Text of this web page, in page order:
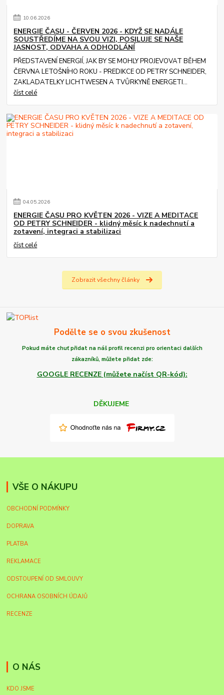
10.06.2026
ENERGIE ČASU - ČERVEN 2026 - KDYŽ SE NADÁLE
SOUSTŘEDÍME NA SVOU VIZI, POSILUJE SE NAŠE
JASNOST, ODVAHA A ODHODLÁNÍ
PŘEDSTAVENÍ ENERGIÍ, JAK BY SE MOHLY PROJEVOVAT BĚHEM
ČERVNA LETOŠNÍHO ROKU - PREDIKCE OD PETRY SCHNEIDER,
ZAKLADATELKY LICHTWESEN A TVŮRKYNĚ ENERGETI...
číst celé
04.05.2026
ENERGIE ČASU PRO KVĚTEN 2026 - VIZE A MEDITACE
OD PETRY SCHNEIDER - klidný měsíc k nadechnutí a
zotavení, integraci a stabilizaci
číst celé
Zobrazit všechny články
Podělte se o svou zkušenost
Pokud máte chuťpřidat na náš profil recenzi pro orientaci dalších
zákazníků, můžete přidat zde:
GOOGLE RECENZE (můžete načíst QR-kód):
DĚKUJEME
VŠE O NÁKUPU
OBCHODNÍ PODMÍNKY
DOPRAVA
PLATBA
REKLAMACE
ODSTOUPENÍ OD SMLOUVY
OCHRANA OSOBNÍCH ÚDAJŮ
RECENZE
O NÁS
KDO JSME